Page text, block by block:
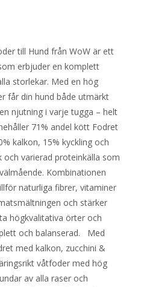
till Hund från WoW är ett
erbjuder en komplett
storlekar. Med en hög
får din hund både utmärkt
njutning i varje tugga – helt
71% andel kött Fodret
kalkon, 15% kyckling och
varierad proteinkälla som
Kombinationen
naturliga fibrer, vitaminer
och stärker
högkvalitativa örter och
och balanserad. Med
med kalkon, zucchini &
våtfoder med hög
av alla raser och